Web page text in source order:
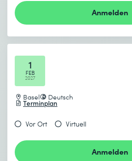
Anmelden
1
FEB
2027
Basel Deutsch
Terminplan
Vor Ort Virtuell
Anmelden